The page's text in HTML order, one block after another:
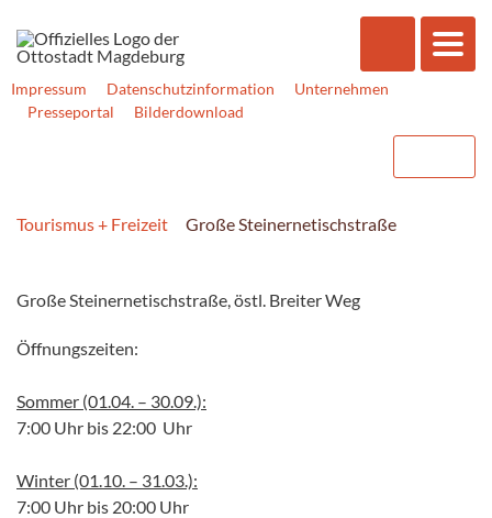
Impressum Datenschutzinformation
Unternehmen
Presseportal
Bilderdownload
Tourismus + Freizeit Große Steinernetischstraße
Große Steinernetischstraße, östl. Breiter Weg
Öffnungszeiten:
Sommer (01.04. – 30.09.):
7:00 Uhr bis 22:00 Uhr
Winter (01.10. – 31.03.):
7:00 Uhr bis 20:00 Uhr